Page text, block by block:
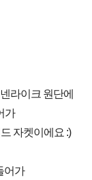
라이크 원단에
가
자켓이에요 :)
어가